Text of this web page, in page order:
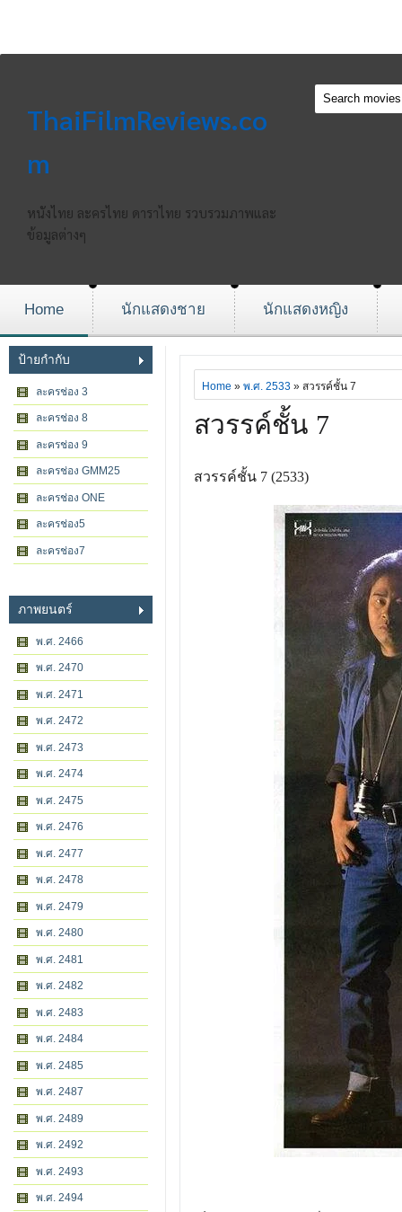
ThaiFilmReviews.co
m
หนังไทย ละครไทย ดาราไทย รวบรวมภาพและ
ข้อมูลต่างๆ
Home นักแสดงชาย นักแสดงหญิง
ป้ายกำกับ
ละครช่อง 3
ละครช่อง 8
ละครช่อง 9
ละครช่อง GMM25
ละครช่อง ONE
ละครช่อง5
ละครช่อง7
ภาพยนตร์
พ.ศ. 2466
พ.ศ. 2470
พ.ศ. 2471
พ.ศ. 2472
พ.ศ. 2473
พ.ศ. 2474
พ.ศ. 2475
พ.ศ. 2476
พ.ศ. 2477
พ.ศ. 2478
พ.ศ. 2479
พ.ศ. 2480
พ.ศ. 2481
พ.ศ. 2482
พ.ศ. 2483
พ.ศ. 2484
พ.ศ. 2485
พ.ศ. 2487
พ.ศ. 2489
พ.ศ. 2492
พ.ศ. 2493
พ.ศ. 2494
Home » พ.ศ. 2533 » สวรรค์ชั้น 7
สวรรค์ชั้น 7
สวรรค์ชั้น 7 (2533)